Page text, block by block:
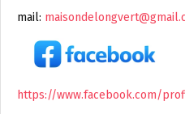
mail:
https://www.facebook.com/